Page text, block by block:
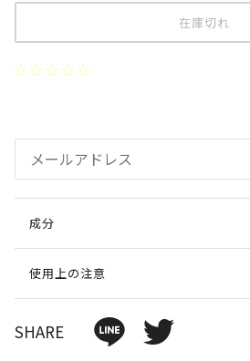
在庫切れ
成分
使用上の注意
SHARE